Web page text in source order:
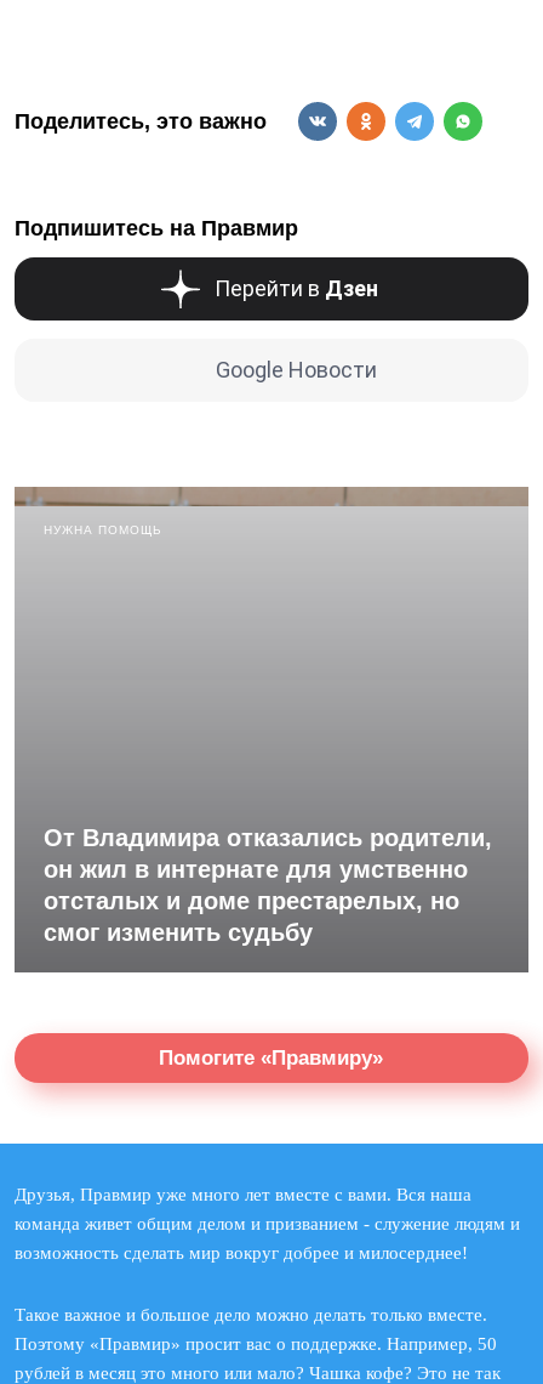
Поделитесь, это важно
Подпишитесь на Правмир
Перейти в Дзен
Google Новости
НУЖНА ПОМОЩЬ
От Владимира отказались родители,
он жил в интернате для умственно
отсталых и доме престарелых, но
смог изменить судьбу
Помогите «Правмиру»
Друзья, Правмир уже много лет вместе с вами. Вся наша
команда живет общим делом и призванием - служение людям и
возможность сделать мир вокруг добрее и милосерднее!
Такое важное и большое дело можно делать только вместе.
Поэтому «Правмир» просит вас о поддержке. Например, 50
рублей в месяц это много или мало? Чашка кофе? Это не так